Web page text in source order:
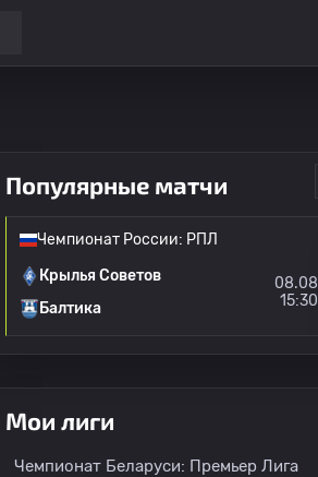
Переходы Все игроки
Популярные матчи
Чемпионат России: РПЛ
Крылья Советов
Балтика
08.08
15:30
Мои лиги
Чемпионат Беларуси: Премьер Лига